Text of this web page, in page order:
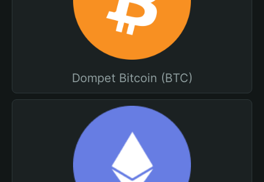
Dompet Bitcoin (BTC)